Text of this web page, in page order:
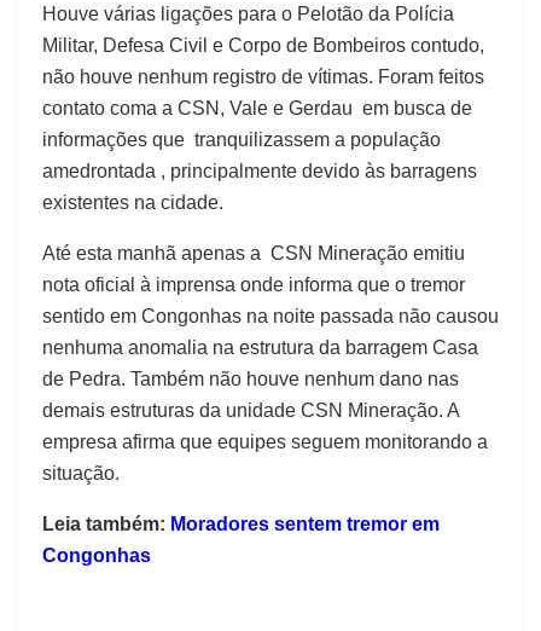
Houve várias ligações para o Pelotão da Polícia
Militar, Defesa Civil e Corpo de Bombeiros contudo,
não houve nenhum registro de vítimas. Foram feitos
contato coma a CSN, Vale e Gerdau em busca de
informações que tranquilizassem a população
amedrontada , principalmente devido às barragens
existentes na cidade.
Até esta manhã apenas a CSN Mineração emitiu
nota oficial à imprensa onde informa que o tremor
sentido em Congonhas na noite passada não causou
nenhuma anomalia na estrutura da barragem Casa
de Pedra. Também não houve nenhum dano nas
demais estruturas da unidade CSN Mineração. A
empresa afirma que equipes seguem monitorando a
situação.
Leia também: Moradores sentem tremor em
Congonhas